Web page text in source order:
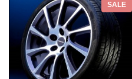
SALE